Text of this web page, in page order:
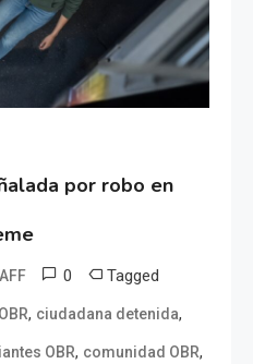
por robo en
0 Tagged
, ciudadana detenida,
OBR, comunidad OBR,